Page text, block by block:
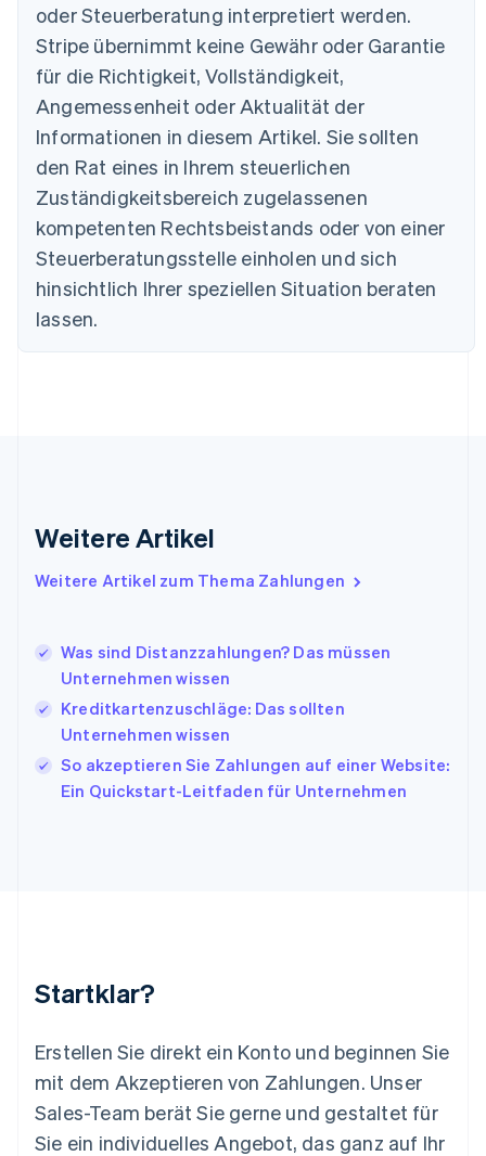
oder Steuerberatung interpretiert werden.
Stripe übernimmt keine Gewähr oder Garantie
für die Richtigkeit, Vollständigkeit,
Angemessenheit oder Aktualität der
Informationen in diesem Artikel. Sie sollten
den Rat eines in Ihrem steuerlichen
Zuständigkeitsbereich zugelassenen
kompetenten Rechtsbeistands oder von einer
Steuerberatungsstelle einholen und sich
hinsichtlich Ihrer speziellen Situation beraten
lassen.
Weitere Artikel
Weitere Artikel zum Thema Zahlungen
Was sind Distanzzahlungen? Das müssen
Unternehmen wissen
Kreditkartenzuschläge: Das sollten
Unternehmen wissen
So akzeptieren Sie Zahlungen auf einer Website:
Ein Quickstart-Leitfaden für Unternehmen
Startklar?
Erstellen Sie direkt ein Konto und beginnen Sie
mit dem Akzeptieren von Zahlungen. Unser
Sales-Team berät Sie gerne und gestaltet für
Sie ein individuelles Angebot, das ganz auf Ihr
Brasilien
PortuguêsEnglish
Bulgarien
English
Dänemark
English
DeutschEnglish
Estland
English
Festlandchina
简体中文 English
Finnland
Frankreich
English
Italien
Italiano English
EnglishFrançais
Kroatien
EnglishItaliano
Lettland
Liechtenstein
DeutschEnglish
Mexiko
English
Niederlande
Nederlands English
Norwegen
English